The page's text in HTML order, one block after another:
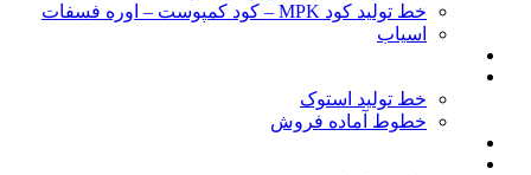
خط تولید کود MPK – کود کمپوست – اوره فسفات
اسیاب
خط تولید استوک
خطوط آماده فروش